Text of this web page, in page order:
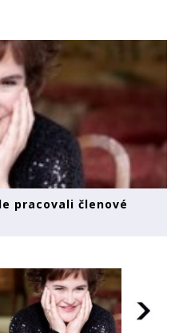
pracovali členové